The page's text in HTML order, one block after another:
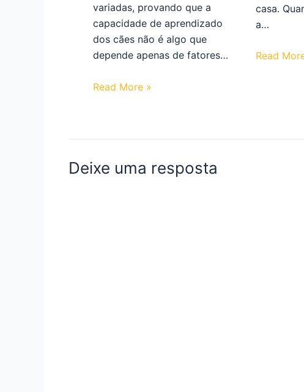
variadas, provando que a
capacidade de aprendizado
dos cães não é algo que
depende apenas de fatores…
Read More »
casa.
a…
Read
Deixe uma resposta